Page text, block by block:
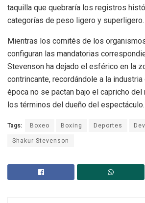
taquilla que quebraría los registros
categorías de peso ligero y superligero.
Mientras los comités de los
configuran las mandatorias
Stevenson ha dejado el esférico en la
contrincante, recordándole a la
época no se pactan bajo el capricho del
los términos del dueño del espectáculo.
Tags: Boxeo Boxing Deportes
Shakur Stevenson